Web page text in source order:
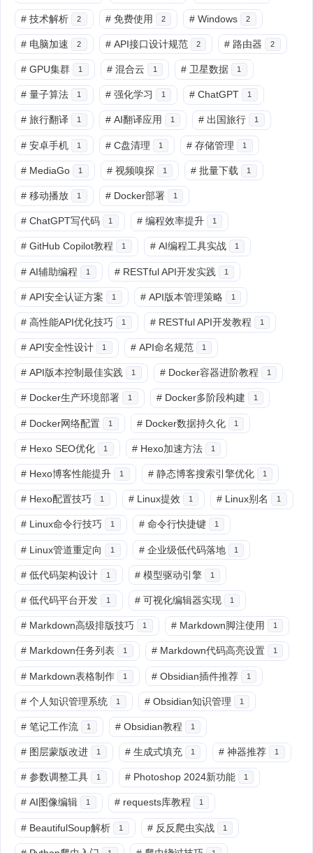
# 技术解析 2 # 免费使用 2 # Windows 2
# 电脑加速 2 # API接口设计规范 2 # 路由器 2
# GPU集群 1 # 混合云 1 # 卫星数据 1
# 量子算法 1 # 强化学习 1 # ChatGPT 1
# 旅行翻译 1 # AI翻译应用 1 # 出国旅行 1
# 安卓手机 1 # C盘清理 1 # 存储管理 1
# MediaGo 1 # 视频嗅探 1 # 批量下载 1
# 移动播放 1 # Docker部署 1
# ChatGPT写代码 1 # 编程效率提升 1
# GitHub Copilot教程 1 # AI编程工具实战 1
# AI辅助编程 1 # RESTful API开发实践 1
# API安全认证方案 1 # API版本管理策略 1
# 高性能API优化技巧 1 # RESTful API开发教程 1
# API安全性设计 1 # API命名规范 1
# API版本控制最佳实践 1 # Docker容器进阶教程 1
# Docker生产环境部署 1 # Docker多阶段构建 1
# Docker网络配置 1 # Docker数据持久化 1
# Hexo SEO优化 1 # Hexo加速方法 1
# Hexo博客性能提升 1 # 静态博客搜索引擎优化 1
# Hexo配置技巧 1 # Linux提效 1 # Linux别名 1
# Linux命令行技巧 1 # 命令行快捷键 1
# Linux管道重定向 1 # 企业级低代码落地 1
# 低代码架构设计 1 # 模型驱动引擎 1
# 低代码平台开发 1 # 可视化编辑器实现 1
# Markdown高级排版技巧 1 # Markdown脚注使用 1
# Markdown任务列表 1 # Markdown代码高亮设置 1
# Markdown表格制作 1 # Obsidian插件推荐 1
# 个人知识管理系统 1 # Obsidian知识管理 1
# 笔记工作流 1 # Obsidian教程 1
# 图层蒙版改进 1 # 生成式填充 1 # 神器推荐 1
# 参数调整工具 1 # Photoshop 2024新功能 1
# AI图像编辑 1 # requests库教程 1
# BeautifulSoup解析 1 # 反反爬虫实战 1